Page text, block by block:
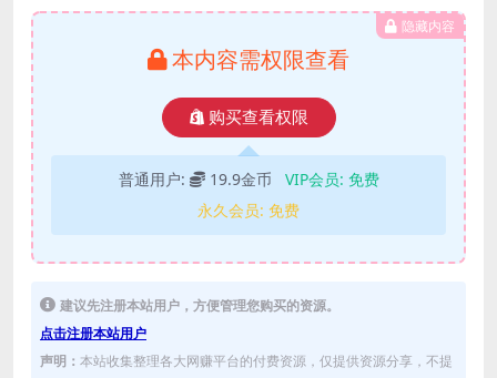
隐藏内容
本内容需权限查看
购买查看权限
普通用户: 19.9金币 VIP会员: 免费
永久会员: 免费
建议先注册本站用户，方便管理您购买的资源。
点击注册本站用户
声明： 本站收集整理各大网赚平台的付费资源，仅提供资源分享，不提